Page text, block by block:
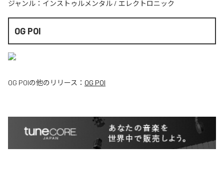
ジャンル： インストゥルメンタル / エレクトロニック
OG POI
OG POIの他のリリース： OG POI